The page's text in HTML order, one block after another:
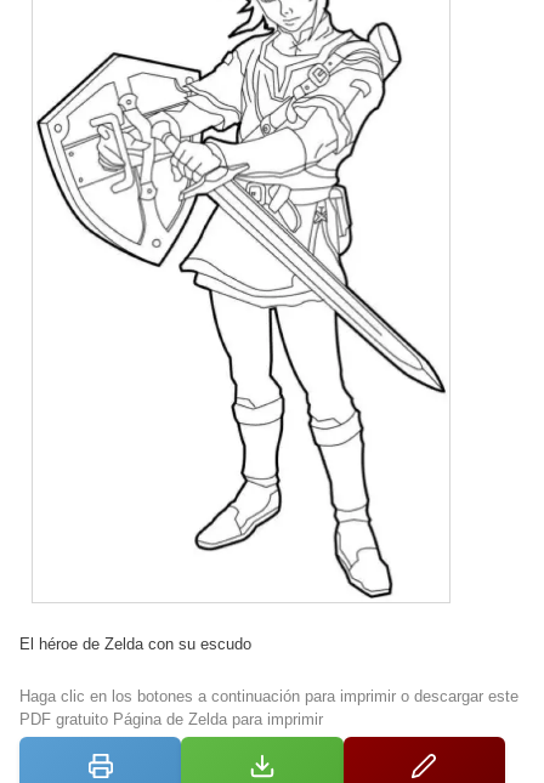
El héroe de Zelda con su escudo
Haga clic en los botones a continuación para imprimir o descargar este
PDF gratuito Página de Zelda para imprimir